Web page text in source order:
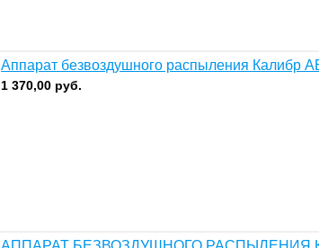
Аппарат безвоздушного распыления Калибр
1 370,00 руб.